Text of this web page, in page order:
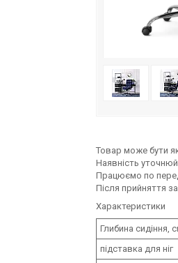
Товар може бути
Наявність
Працюємо по
Після прийняття
Характеристики
Глибина сидіння,
підставка для ніг